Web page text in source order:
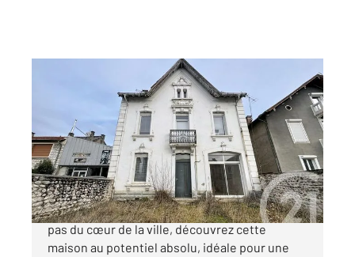
, 7 pièces
Maison à vendre
170 000 €
« LA VILLA MIMOSA » À Saint-Gaudens, à deux
pas du cœur de la ville, découvrez cette
maison au potentiel absolu, idéale pour une